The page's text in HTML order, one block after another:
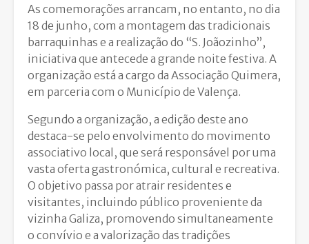
As comemorações arrancam, no entanto, no dia
18 de junho, com a montagem das tradicionais
barraquinhas e a realização do “S. Joãozinho”,
iniciativa que antecede a grande noite festiva. A
organização está a cargo da Associação Quimera,
em parceria com o Município de Valença.
Segundo a organização, a edição deste ano
destaca-se pelo envolvimento do movimento
associativo local, que será responsável por uma
vasta oferta gastronómica, cultural e recreativa.
O objetivo passa por atrair residentes e
visitantes, incluindo público proveniente da
vizinha Galiza, promovendo simultaneamente
o convívio e a valorização das tradições